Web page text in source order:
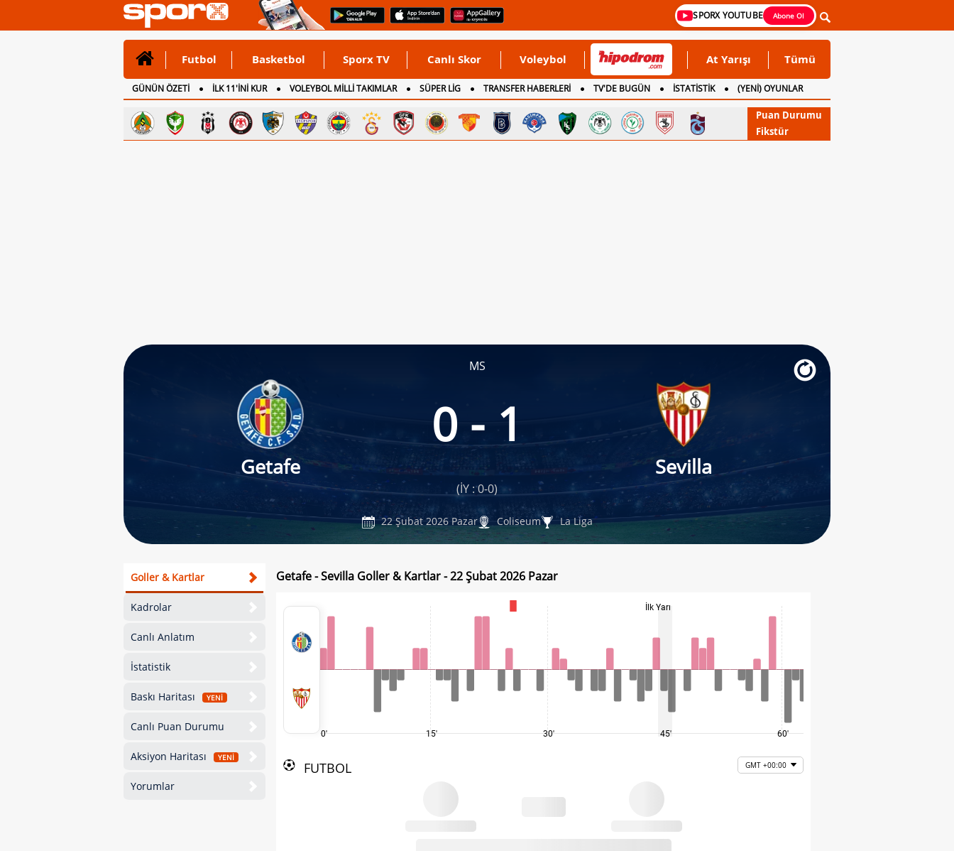
SPORX YOUTUBE Abone Ol
Futbol Basketbol Sporx TV Canlı Skor Voleybol At Yarışı Tümü
GÜNÜN ÖZETİ İLK 11'İNİ KUR VOLEYBOL MİLLİ TAKIMLAR SÜPER LİG TRANSFER HABERLERİ TV'DE BUGÜN İSTATİSTİK
(YENİ) OYUNLAR
CANLI ANLATIM
İNGİLTERE
Puan Durumu
Fikstür
MS
Getafe
0 - 1
Sevilla
(İY : 0-0)
22 Şubat 2026 Pazar Coliseum La Liga
Goller & Kartlar
Kadrolar
Canlı Anlatım
İstatistik
Baskı Haritası YENİ
Canlı Puan Durumu
Aksiyon Haritası YENİ
Yorumlar
Getafe - Sevilla Goller & Kartlar - 22 Şubat 2026 Pazar
0' 15' 30'
İlk Yarı
45' 60'
FUTBOL GMT +00:00